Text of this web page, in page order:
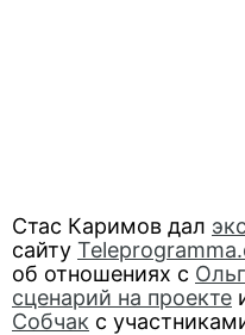
Стас Каримов дал
сайту
об отношениях с
сценарий на проекте
Собчак с